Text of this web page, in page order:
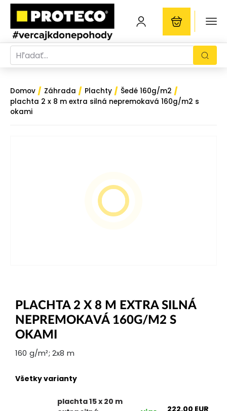
Domov / Záhrada / Plachty / Šedé 160g/m2 /
plachta 2 x 8 m extra silná nepremokavá 160g/m2 s
okami
PLACHTA 2 X 8 M EXTRA SILNÁ
NEPREMOKAVÁ 160G/M2 S
OKAMI
160 g/m²; 2x8 m
Všetky varianty
plachta 15 x 20 m
222,00 EUR